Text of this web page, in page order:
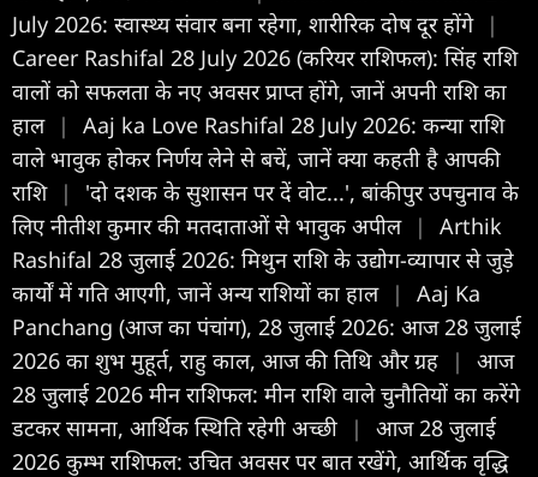
July 2026: स्वास्थ्य संवार बना रहेगा, शारीरिक दोष दूर होंगे |
Career Rashifal 28 July 2026 (करियर राशिफल): सिंह राशि
वालों को सफलता के नए अवसर प्राप्त होंगे, जानें अपनी राशि का
हाल |
Aaj ka Love Rashifal 28 July 2026: कन्या राशि
वाले भावुक होकर निर्णय लेने से बचें, जानें क्या कहती है आपकी
राशि |
'दो दशक के सुशासन पर दें वोट...', बांकीपुर उपचुनाव के
लिए नीतीश कुमार की मतदाताओं से भावुक अपील |
Arthik
Rashifal 28 जुलाई 2026: मिथुन राशि के उद्योग-व्यापार से जुड़े
कार्यों में गति आएगी, जानें अन्य राशियों का हाल |
Aaj Ka
Panchang (आज का पंचांग), 28 जुलाई 2026: आज 28 जुलाई
2026 का शुभ मुहूर्त, राहु काल, आज की तिथि और ग्रह
|
आज
28 जुलाई 2026 मीन राशिफल: मीन राशि वाले चुनौतियों का करेंगे
डटकर सामना, आर्थिक स्थिति रहेगी अच्छी
|
आज 28 जुलाई
2026 कुम्भ राशिफल: उचित अवसर पर बात रखेंगे, आर्थिक वृद्धि